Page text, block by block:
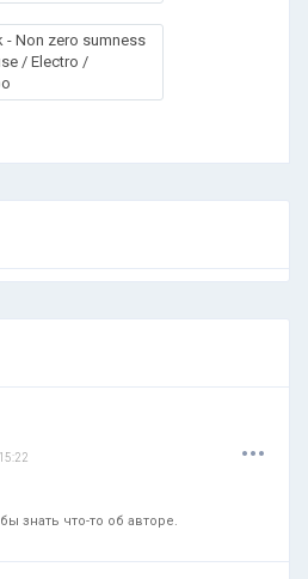
- Non zero sumness
/ Electro /
...
знать что-то об авторе.